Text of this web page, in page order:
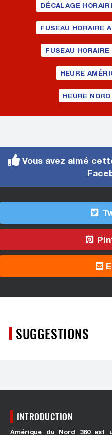
DÉCALAGE
FUSEAU HORAIRE
FUSEAU
HEURE
HEURE
Vous avez aimé
SUGGESTIONS
INTRODUCTION
Amérique du Nord 360 est